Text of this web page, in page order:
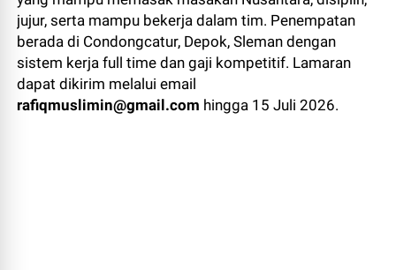
jujur, serta mampu bekerja dalam tim. Penempatan
berada di Condongcatur, Depok, Sleman dengan
sistem kerja full time dan gaji kompetitif. Lamaran
dapat dikirim melalui email
rafiqmuslimin@gmail.com hingga 15 Juli 2026.